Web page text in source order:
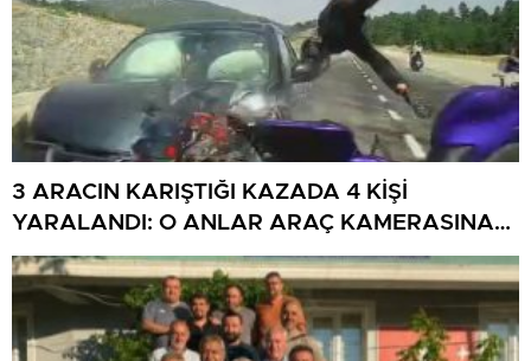
3 ARACIN KARIŞTIĞI KAZADA 4 KİŞİ
YARALANDI: O ANLAR ARAÇ KAMERASINA
YANSIDI